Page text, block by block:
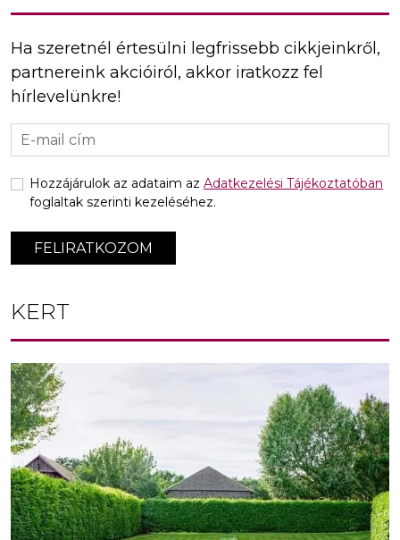
Ha szeretnél értesülni legfrissebb cikkjeinkről,
partnereink akcióiról, akkor iratkozz fel
hírlevelünkre!
FELIRATKOZOM
Hozzájárulok az adataim az Adatkezelési Tájékoztatóban
foglaltak szerinti kezeléséhez.
KERT